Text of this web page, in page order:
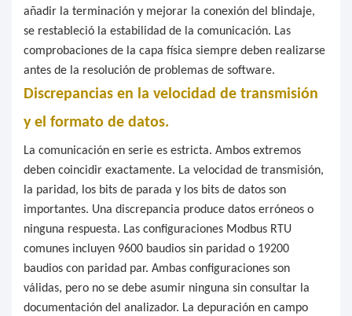
añadir la terminación y mejorar la conexión del blindaje,
se restableció la estabilidad de la comunicación. Las
comprobaciones de la capa física siempre deben realizarse
antes de la resolución de problemas de software.
Discrepancias en la velocidad de transmisión
y el formato de datos.
La comunicación en serie es estricta. Ambos extremos
deben coincidir exactamente. La velocidad de transmisión,
la paridad, los bits de parada y los bits de datos son
importantes. Una discrepancia produce datos erróneos o
ninguna respuesta. Las configuraciones Modbus RTU
comunes incluyen 9600 baudios sin paridad o 19200
baudios con paridad par. Ambas configuraciones son
válidas, pero no se debe asumir ninguna sin consultar la
documentación del analizador. La depuración en campo